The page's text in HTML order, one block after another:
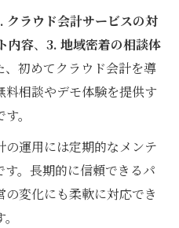
クラウド会計サービスの対
内容、 3. 地域密着の相談体
初めてクラウド会計を導
料相談やデモ体験を提供す
。
運用には定期的なメンテ
。長期的に信頼できるパ
変化にも柔軟に対応でき